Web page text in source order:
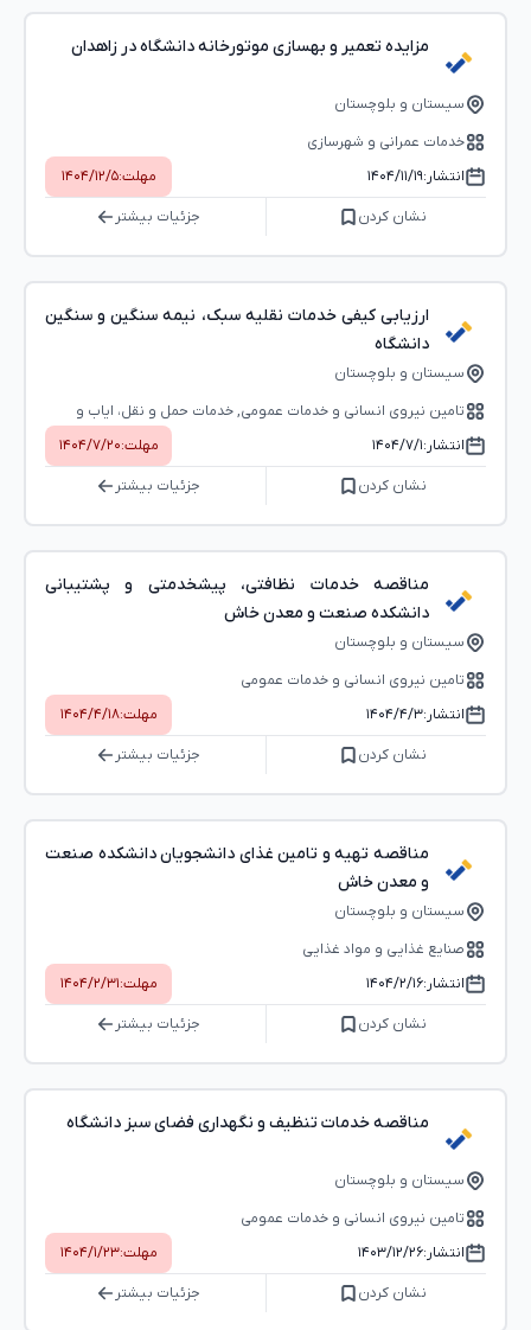
مزایده تعمیر و بهسازی موتورخانه دانشگاه در زاهدان
سیستان و بلوچستان
خدمات عمرانی و شهرسازی
انتشار:۱۴۰۴/۱۱/۱۹ مهلت:۱۴۰۴/۱۲/۵
نشان کردن جزئیات بیشتر
ارزیابی کیفی خدمات نقلیه سبک، نیمه سنگین و سنگین
دانشگاه
سیستان و بلوچستان
تامین نیروی انسانی و خدمات عمومی, خدمات حمل و نقل، ایاب و
ذهاب، خدمات پستی
انتشار:۱۴۰۴/۷/۱ مهلت:۱۴۰۴/۷/۲۰
نشان کردن جزئیات بیشتر
مناقصه خدمات نظافتی، پیشخدمتی و پشتیبانی
دانشکده صنعت و معدن خاش
سیستان و بلوچستان
تامین نیروی انسانی و خدمات عمومی
انتشار:۱۴۰۴/۴/۳ مهلت:۱۴۰۴/۴/۱۸
نشان کردن جزئیات بیشتر
مناقصه تهیه و تامین غذای دانشجویان دانشکده صنعت
و معدن خاش
سیستان و بلوچستان
صنایع غذایی و مواد غذایی
انتشار:۱۴۰۴/۲/۱۶ مهلت:۱۴۰۴/۲/۳۱
نشان کردن جزئیات بیشتر
مناقصه خدمات تنظیف و نگهداری فضای سبز دانشگاه
سیستان و بلوچستان
تامین نیروی انسانی و خدمات عمومی
انتشار:۱۴۰۳/۱۲/۲۶ مهلت:۱۴۰۴/۱/۲۳
نشان کردن جزئیات بیشتر